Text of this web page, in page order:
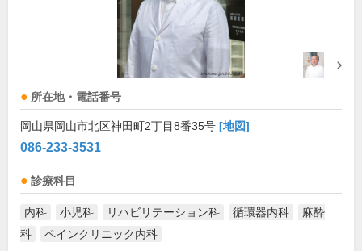
所在地・電話番号
岡山県岡山市北区神田町2丁目8番35号 [地図]
086-233-3531
診療科目
内科 小児科 リハビリテーション科 循環器内科
麻酔
科
ペインクリニック内科